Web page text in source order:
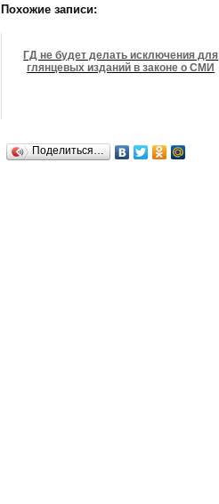
Похожие записи:
ГД не будет делать исключения для
глянцевых изданий в законе о СМИ
Поделиться…